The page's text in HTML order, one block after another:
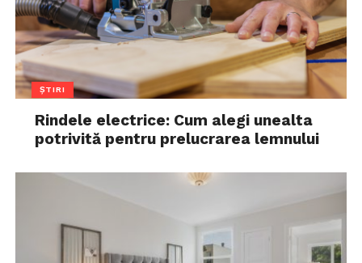
ȘTIRI
Rindele electrice: Cum alegi unealta
potrivită pentru prelucrarea lemnului